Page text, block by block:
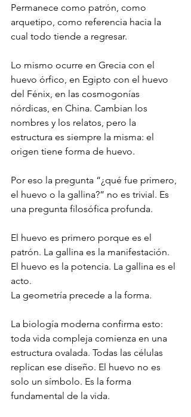
Permanece como patrón, como
arquetipo, como referencia hacia la
cual todo tiende a regresar.
Lo mismo ocurre en Grecia con el
huevo órfico, en Egipto con el huevo
del Fénix, en las cosmogonías
nórdicas, en China. Cambian los
nombres y los relatos, pero la
estructura es siempre la misma: el
origen tiene forma de huevo.
Por eso la pregunta “¿qué fue primero,
el huevo o la gallina?” no es trivial. Es
una pregunta filosófica profunda.
El huevo es primero porque es el
patrón. La gallina es la manifestación.
El huevo es la potencia. La gallina es el
acto.
La geometría precede a la forma.
La biología moderna confirma esto:
toda vida compleja comienza en una
estructura ovalada. Todas las células
replican ese diseño. El huevo no es
solo un símbolo. Es la forma
fundamental de la vida.